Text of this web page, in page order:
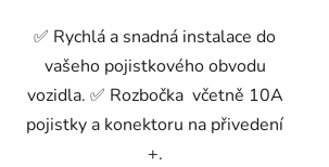
✅ Rychlá a snadná instalace do
vašeho pojistkového obvodu
vozidla. ✅ Rozbočka včetně 10A
pojistky a konektoru na přivedení
+.